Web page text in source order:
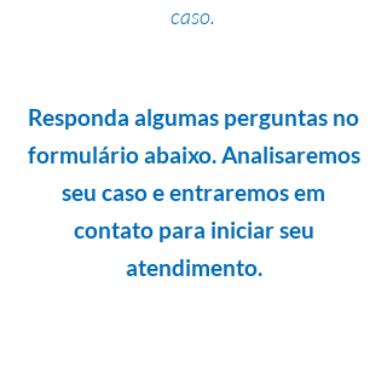
caso.
Responda algumas perguntas no
formulário abaixo. Analisaremos
seu caso e entraremos em
contato para iniciar seu
atendimento.